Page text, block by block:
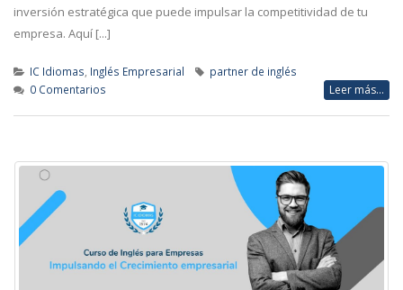
inversión estratégica que puede impulsar la competitividad de tu
empresa. Aquí [...]
IC Idiomas Inglés Empresarial
partner de inglés
0 Comentarios
Leer más...